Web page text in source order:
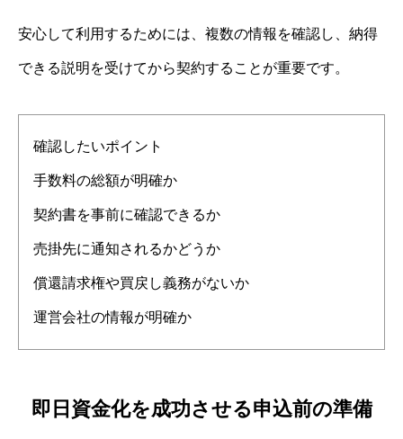
安心して利用するためには、複数の情報を確認し、納得
できる説明を受けてから契約することが重要です。
確認したいポイント
手数料の総額が明確か
契約書を事前に確認できるか
売掛先に通知されるかどうか
償還請求権や買戻し義務がないか
運営会社の情報が明確か
即日資金化を成功させる申込前の準備